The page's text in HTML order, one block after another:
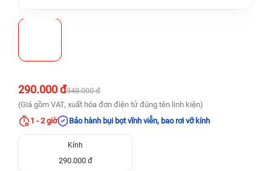
290.000 đ348.000 đ
(Giá gồm VAT, xuất hóa đơn điện tử đúng tên linh kiện)
1 - 2 giờ
Bảo hành bụi bọt vĩnh viễn, bao rơi vỡ kính
Kính
290.000 đ